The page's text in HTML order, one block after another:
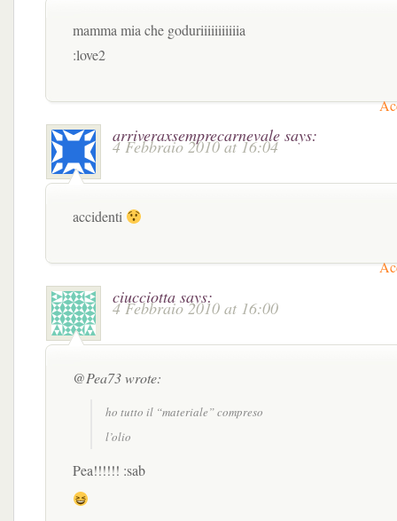
mamma mia che goduriiiiiiiiiiia
:love2
arriveraxsemprecarnevale says:
4 Febbraio 2010 at 16:04
accidenti
ciucciotta says:
4 Febbraio 2010 at 16:00
@Pea73 wrote:
ho tutto il “materiale” compreso
l’olio
Pea!!!!!! :sab